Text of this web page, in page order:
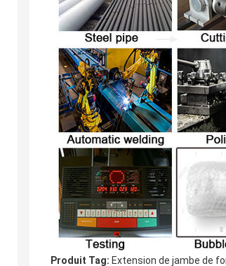
Produit Tag: Extension de jambe de